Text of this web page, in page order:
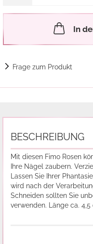
In
Frage zum Produkt
BESCHREIBUNG
Mit diesen Fimo Rosen
Ihre Nägel zaubern.
Lassen Sie Ihrer
wird nach der
Schneiden sollten Sie
verwenden. Länge ca.